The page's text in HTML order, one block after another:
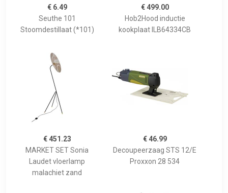
€ 6.49
Seuthe 101
Stoomdestillaat (*101)
€ 499.00
Hob2Hood inductie
kookplaat ILB64334CB
€ 451.23
MARKET SET Sonia
Laudet vloerlamp
malachiet zand
€ 46.99
Decoupeerzaag STS 12/E
Proxxon 28 534